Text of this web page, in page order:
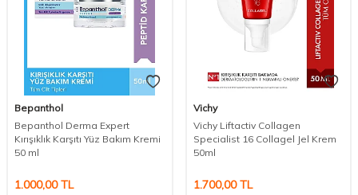
Bepanthol
Bepanthol Derma Expert
Kırışıklık Karşıtı Yüz Bakım Kremi
50 ml
1.000,00TL
Vichy
Vichy Liftactiv Collagen
Specialist 16 Collagel Jel Krem
50ml
1.700,00TL